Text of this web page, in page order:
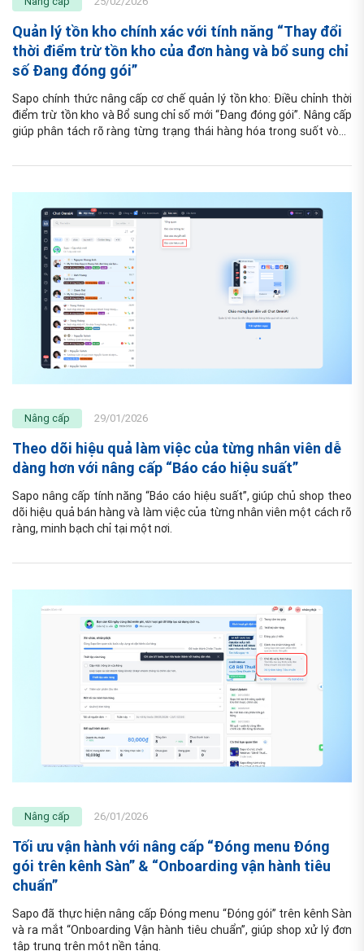
Quản lý tồn kho chính xác với tính năng “Thay đổi
thời điểm trừ tồn kho của đơn hàng và bổ sung chỉ
số Đang đóng gói”
Sapo chính thức nâng cấp cơ chế quản lý tồn kho: Điều chỉnh thời
điểm trừ tồn kho và Bổ sung chỉ số mới “Đang đóng gói”. Nâng cấp
giúp phân tách rõ ràng từng trạng thái hàng hóa trong suốt vòng
Nâng cấp 29/01/2026
Theo dõi hiệu quả làm việc của từng nhân viên dễ
dàng hơn với nâng cấp “Báo cáo hiệu suất”
Sapo nâng cấp tính năng “Báo cáo hiệu suất”, giúp chủ shop theo
dõi hiệu quả bán hàng và làm việc của từng nhân viên một cách rõ
ràng, minh bạch chỉ tại một nơi.
Nâng cấp 26/01/2026
Tối ưu vận hành với nâng cấp “Đóng menu Đóng
gói trên kênh Sàn” & “Onboarding vận hành tiêu
chuẩn”
Sapo đã thực hiện nâng cấp Đóng menu “Đóng gói” trên kênh Sàn
và ra mắt “Onboarding Vận hành tiêu chuẩn”, giúp shop xử lý đơn
tập trung trên một nền tảng.